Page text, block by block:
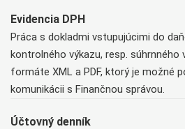
Evidencia DPH
Práca s dokladmi vstupujúcimi do
kontrolného výkazu, resp. súhrnného
formáte XML a PDF, ktorý je možné
komunikácii s Finančnou správou.
Účtovný denník